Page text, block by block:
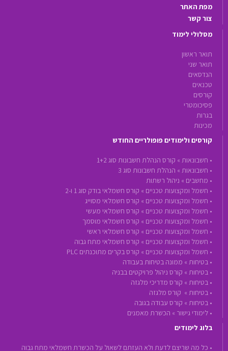
מפת האתר
צור קשר
מסלולי לימוד
תואר ראשון
תואר שני
הנדסאים
טכנאים
קורסים
פסיכומטרי
בגרות
מכינות
קורסים ולימודים פופולריים החודש
• חשבונאות » קורס הנהלת חשבונות סוג 1+2
• חשבונאות » הנהלת חשבונות סוג 3
• מחשבים » ניהול רשתות
• חשמל ומקצועות טכניים » קורס חשמלאי בודק סוג 1 ו-2
• חשמל ומקצועות טכניים » קורס חשמלאי מסוייג
• חשמל ומקצועות טכניים » קורס חשמלאי מעשי
• חשמל ומקצועות טכניים » קורס חשמלאי מוסמך
• חשמל ומקצועות טכניים » קורס חשמלאי ראשי
• חשמל ומקצועות טכניים » קורס חשמלאי מתח גבוה
• חשמל ומקצועות טכניים » קורס בקרים מתוכנתים PLC
• בטיחות » ממונה בטיחות בעבודה
• בטיחות » קורס ניהול פרויקטים בבניה
• בטיחות » קורס מדריכי מלגזה
• בטיחות » קורס מלגזה
• בטיחות » קורס עבודה בגובה
• לימודי גישור » הכשרת מאמנים
בלוג לימודים
• כל מה שריצם לדעת ולא העזתם לשאול על הכשרת חשמלאי מתח גבוה